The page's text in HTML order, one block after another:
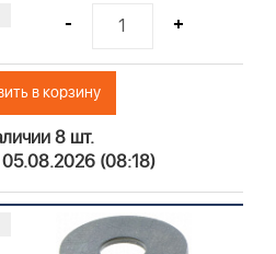
- +
в корзину
8 шт.
(08:18)